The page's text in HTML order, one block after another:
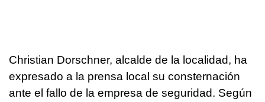
Christian Dorschner, alcalde de la localidad, ha
expresado a la prensa local su consternación
ante el fallo de la empresa de seguridad. Según